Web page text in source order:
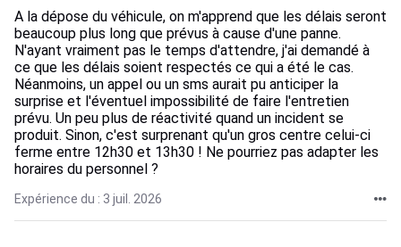
A la dépose du véhicule, on m'apprend que les délais seront
beaucoup plus long que prévus à cause d'une panne.
N'ayant vraiment pas le temps d'attendre, j'ai demandé à
ce que les délais soient respectés ce qui a été le cas.
Néanmoins, un appel ou un sms aurait pu anticiper la
surprise et l'éventuel impossibilité de faire l'entretien
prévu. Un peu plus de réactivité quand un incident se
produit. Sinon, c'est surprenant qu'un gros centre celui-ci
ferme entre 12h30 et 13h30 ! Ne pourriez pas adapter les
horaires du personnel ?
Expérience du : 3 juil. 2026